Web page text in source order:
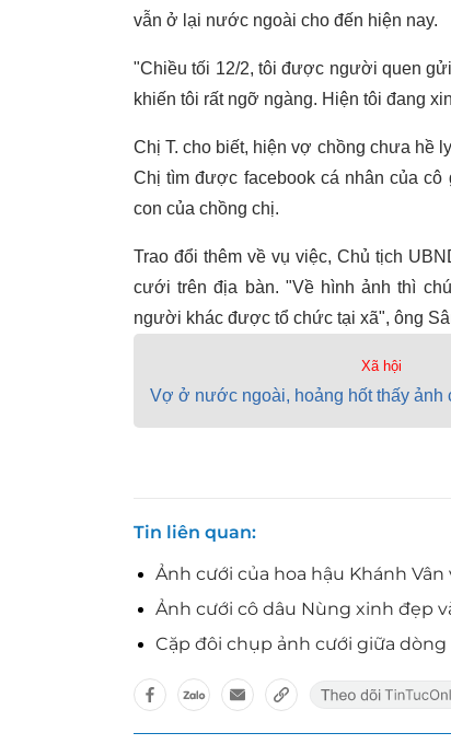
vẫn ở lại nước ngoài cho đến hiện nay.
"Chiều tối 12/2, tôi được người quen
khiến tôi rất ngỡ ngàng. Hiện tôi đang
Chị T. cho biết, hiện vợ chồng chưa hề
Chị tìm được facebook cá nhân của
con của chồng chị.
Trao đổi thêm về vụ việc, Chủ tịch
cưới trên địa bàn. "Về hình ảnh thì
người khác được tổ chức tại xã", ông
Xã hội
Vợ ở nước ngoài, hoảng hốt thấy
Tin liên quan
Ảnh cưới của hoa hậu Khánh
Ảnh cưới cô dâu Nùng xinh đẹp
Cặp đôi chụp ảnh cưới giữa dòng